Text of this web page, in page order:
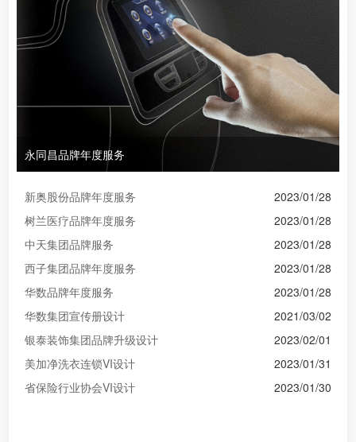
永同昌品牌年度服务
2023/01/28
新奥股份品牌年度服务
2023/01/28
树兰医疗品牌年度服务
2023/01/28
中天集团品牌服务
2023/01/28
西子集团品牌年度服务
2023/01/28
华数品牌年度服务
2021/03/02
华数集团宣传册设计
2023/02/01
银泰装饰集团品牌升级设计
2023/01/31
美加净洗衣连锁VI设计
2023/01/30
省保险行业协会VI设计